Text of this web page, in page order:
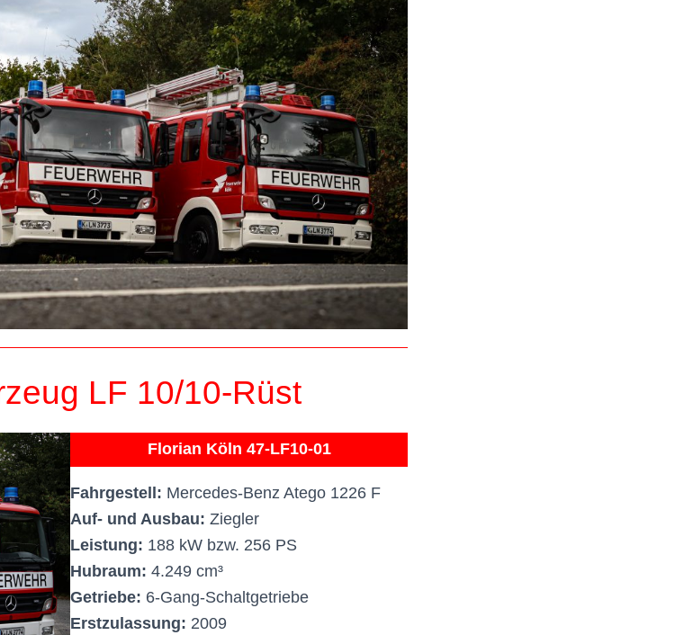
LF 10/10-Rüst
Florian Köln 47-LF10-01
Fahrgestell: Mercedes-Benz Atego 1226 F
Auf- und Ausbau: Ziegler
Leistung: 188 kW bzw. 256 PS
Hubraum: 4.249 cm³
Getriebe: 6-Gang-Schaltgetriebe
Erstzulassung: 2009